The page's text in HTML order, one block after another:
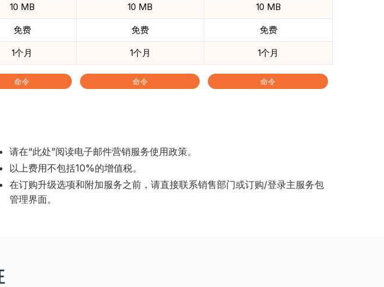
10 MB 10 MB 10 MB
免费 免费 免费
1个月 1个月 1个月
命令 命令 命令
请在“此处”阅读电子邮件营销服务使用政策。
以上费用不包括10%的增值税。
在订购升级选项和附加服务之前，请直接联系销售部门或订购/登录主服务包
管理界面。